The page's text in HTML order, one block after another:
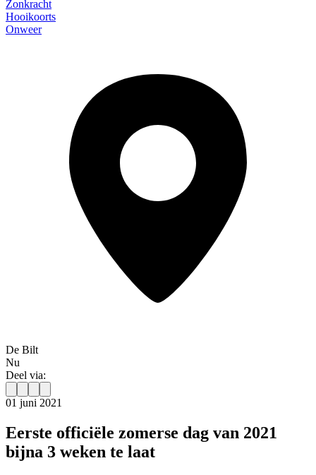
Zonkracht
Hooikoorts
Onweer
De Bilt
Nu
Deel via:
01 juni 2021
Eerste officiële zomerse dag van 2021
bijna 3 weken te laat